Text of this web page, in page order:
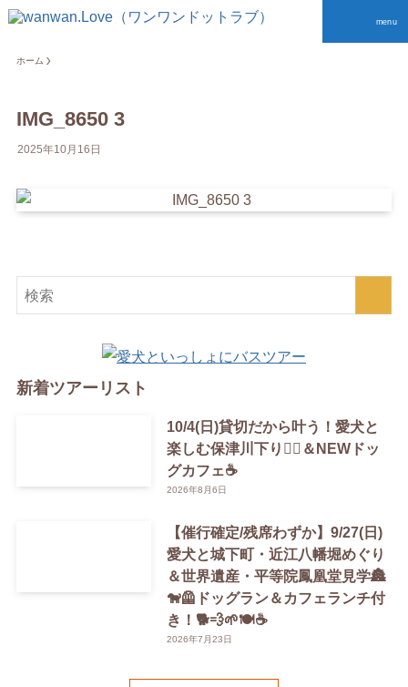
menu
ホーム
IMG_8650 3
2025年10月16日
新着ツアーリスト
10/4(日)貸切だから叶う！愛犬と
楽しむ保津川下り🚣‍♀️＆NEWドッ
グカフェ☕️
2026年8月6日
【催行確定/残席わずか】9/27(日)
愛犬と城下町・近江八幡堀めぐり
＆世界遺産・平等院鳳凰堂見学🏯
🐕‍🦺ドッグラン＆カフェランチ付
き！🐕💨🌱🍽️☕️
2026年7月23日